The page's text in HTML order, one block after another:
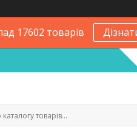
17602 товарів